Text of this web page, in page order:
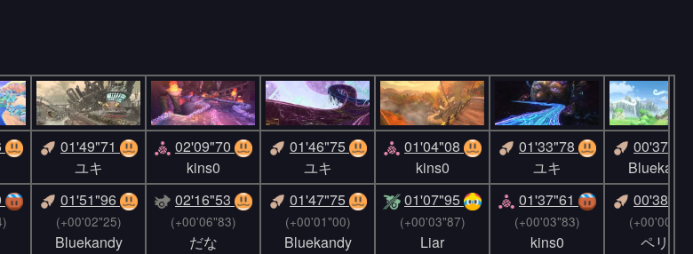
01'49"71
ユキ
02'09"70
kins0
01'46"75
ユキ
01'04"08
kins0
01'33"78
ユキ
00'37"93
01'51"96
(+00'02"25)
Bluekandy
02'16"53
(+00'06"83)
だな
01'47"75
(+00'01"00)
Bluekandy
01'07"95
(+00'03"87)
Liar
01'37"61
(+00'03"83)
kins0
00'38"21
ペリー